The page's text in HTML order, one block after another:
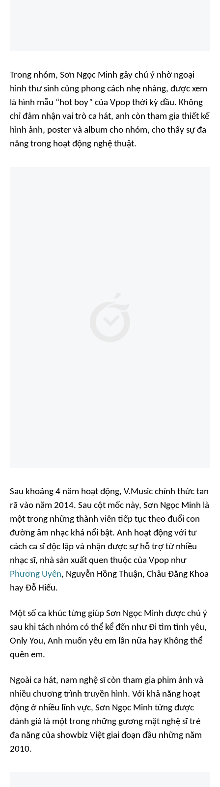
Trong nhóm, Sơn Ngọc Minh gây chú ý nhờ ngoại
hình thư sinh cùng phong cách nhẹ nhàng, được xem
là hình mẫu “hot boy” của Vpop thời kỳ đầu. Không
chỉ đảm nhận vai trò ca hát, anh còn tham gia thiết kế
hình ảnh, poster và album cho nhóm, cho thấy sự đa
năng trong hoạt động nghệ thuật.
Sau khoảng 4 năm hoạt động, V.Music chính thức tan
rã vào năm 2014. Sau cột mốc này, Sơn Ngọc Minh là
một trong những thành viên tiếp tục theo đuổi con
đường âm nhạc khá nổi bật. Anh hoạt động với tư
cách ca sĩ độc lập và nhận được sự hỗ trợ từ nhiều
nhạc sĩ, nhà sản xuất quen thuộc của Vpop như
Phương Uyên, Nguyễn Hồng Thuận, Châu Đăng Khoa
hay Đỗ Hiếu.
Một số ca khúc từng giúp Sơn Ngọc Minh được chú ý
sau khi tách nhóm có thể kể đến như Đi tìm tình yêu,
Only You, Anh muốn yêu em lần nữa hay Không thể
quên em.
Ngoài ca hát, nam nghệ sĩ còn tham gia phim ảnh và
nhiều chương trình truyền hình. Với khả năng hoạt
động ở nhiều lĩnh vực, Sơn Ngọc Minh từng được
đánh giá là một trong những gương mặt nghệ sĩ trẻ
đa năng của showbiz Việt giai đoạn đầu những năm
2010.